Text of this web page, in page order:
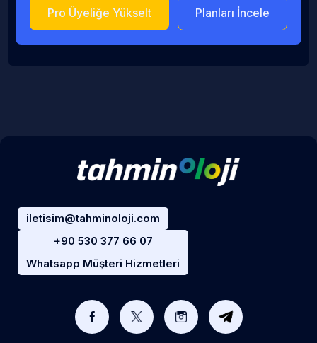
Pro Üyeliğe Yükselt Planları İncele
iletisim@tahminoloji.com
+90 530 377 66 07
Whatsapp Müşteri Hizmetleri